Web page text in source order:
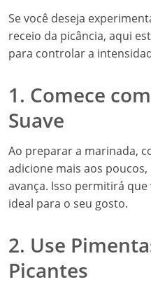
Se você deseja
receio da picância, aqui
para controlar a
1. Comece
Suave
Ao preparar a marinada,
adicione mais aos
avança. Isso permitirá
ideal para o seu gosto.
2. Use
Picantes